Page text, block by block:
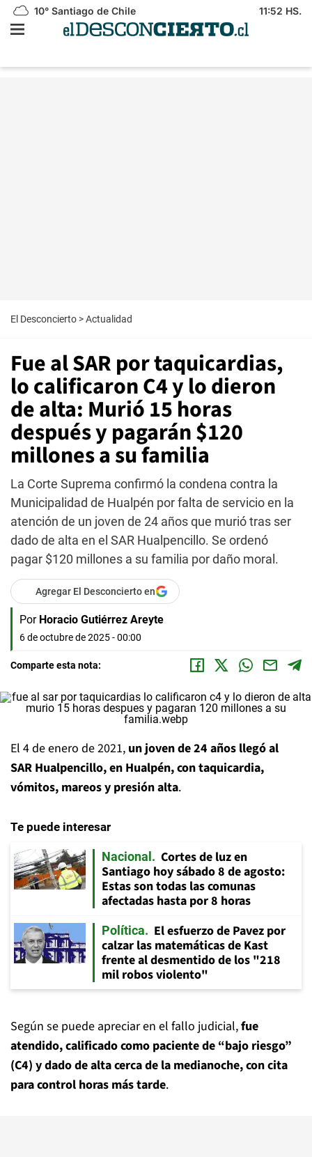
10° Santiago de Chile 11:52 HS.
El Desconcierto >Actualidad
Fue al SAR por taquicardias,
lo calificaron C4 y lo dieron
de alta: Murió 15 horas
después y pagarán $120
millones a su familia
La Corte Suprema confirmó la condena contra la
Municipalidad de Hualpén por falta de servicio en la
atención de un joven de 24 años que murió tras ser
dado de alta en el SAR Hualpencillo. Se ordenó
pagar $120 millones a su familia por daño moral.
Agregar El Desconcierto en
Por Horacio Gutiérrez Areyte
6 de octubre de 2025 - 00:00
Comparte esta nota:
El 4 de enero de 2021, un joven de 24 años llegó al
SAR Hualpencillo, en Hualpén, con taquicardia,
vómitos, mareos y presión alta.
Te puede interesar
Nacional
Cortes de luz en
Santiago hoy sábado 8 de agosto:
Estas son todas las comunas
afectadas hasta por 8 horas
Política
El esfuerzo de Pavez por
calzar las matemáticas de Kast
frente al desmentido de los "218
mil robos violento"
Según se puede apreciar en el fallo judicial,fue
atendido, calificado como paciente de “bajo riesgo”
(C4) y dado de alta cerca de la medianoche, con cita
para control horas más tarde.